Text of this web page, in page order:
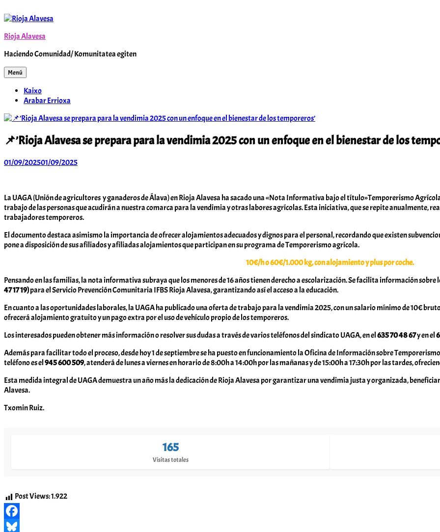
al
Rioja Alavesa
Haciendo Comunidad/ Komunitatea egiten
Menú
Kaixo
Arabar Errioxa
📌’Rioja Alavesa se prepara para la vendimia 2025 con un enfoque en el bienestar de los
01/09/202501/09/2025
La UAGA (Unión de agricultores y ganaderos de Álava) en Rioja Alavesa ha sacado una «Nota Informativa bajo el título»Temporerismo
trabajo de las personas que acudirán a nuestra comarca para la vendimia y otras labores agrícolas. Esta iniciativa, que se repite anualmente,
trabajadores temporeros.
El documento destaca asimismo la importancia de ofrecer alojamientos adecuados y dignos para el personal, recordando que existen
pone a disposición de sus afiliados y afiliadas alojamientos que participan en su programa de Temporerismo agrícola.
10€/h o 60€/1.000 kg, con alojamiento y plus por coche.
Pensando en las familias, la nota informativa subraya que los menores de 16 años tienen derecho a escolarización. Se facilita información
47 17 19)para el Servicio Prevención Comunitaria IFBS Rioja Alavesa, garantizando así el acceso a la educación.
En cuanto a las oportunidades laborales, la UAGA ha publicado una oferta de trabajo para la vendimia 2025, con un salario mínimo de 10€
ofrecerá alojamiento gratuito y un pago extra por el uso de vehículo propio de los temporeros.
Los interesados pueden obtener más información o resolver sus dudas a través de varios teléfonos del sindicato UAGA, en el635 70 48 67y en el
Además para facilitar todo el proceso, desde hoy 1 de septiembre se ha puesto en funcionamiento la Oficina de Información sobre
teléfono es el945 600 509, atenderá de lunes a viernes en horario de 8:00h a 14:00h por las mañanas y de 15:00h a 17:30h por las tardes,
Esta medida integral de UAGA demuestra un año más la dedicación de Rioja Alavesa por garantizar una vendimia justa y organizada,
Alavesa.
Txomin Ruiz.
165
Visitas totales
Post Views:1.922
Facebook